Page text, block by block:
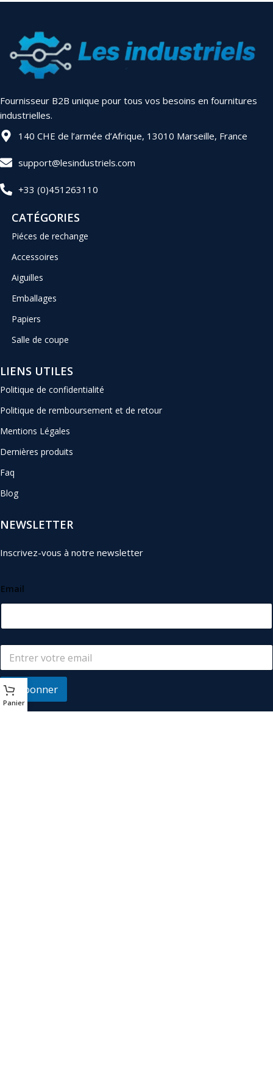
Fournisseur B2B unique pour tous vos besoins en fournitures
industrielles.
140 CHE de l’armée d’Afrique, 13010 Marseille, France
support@lesindustriels.com
+33 (0)451263110
CATÉGORIES
Piéces de rechange
Accessoires
Aiguilles
Emballages
Papiers
Salle de coupe
LIENS UTILES
Politique de confidentialité
Politique de remboursement et de retour
Mentions Légales
Dernières produits
Faq
Blog
NEWSLETTER
Inscrivez-vous à notre newsletter
Email
S'abonner
Panier